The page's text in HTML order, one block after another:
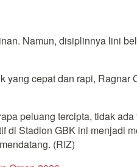
Namun, disiplinnya lini
cepat dan rapi,
peluang tercipta, tidak
Stadion GBK ini menjadi
(RIZ)